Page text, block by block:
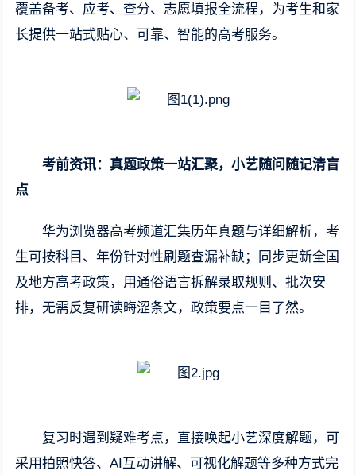
覆盖备考、应考、查分、志愿填报全流程，为考生和家
长提供一站式贴心、可靠、智能的高考服务。
考前资讯：真题政策一站汇聚，小艺随问随记清盲
点
华为浏览器高考频道汇集历年真题与详细解析，考
生可按科目、年份针对性刷题查漏补缺；同步更新全国
及地方高考政策，用通俗语言拆解录取规则、批次安
排，无需反复研读晦涩条文，政策要点一目了然。
复习时遇到疑难考点，直接唤起小艺深度解题，可
采用拍照快答、AI互动讲解、可视化解题等多种方式完